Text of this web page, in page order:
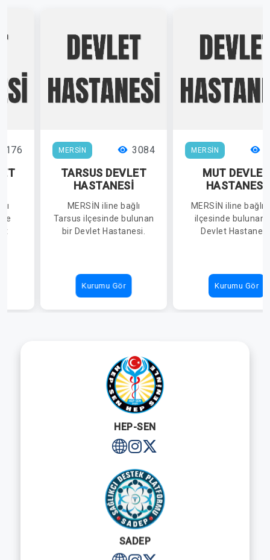
MERSİN 3084
TARSUS DEVLET
HASTANESİ
MERSİN iline bağlı
Tarsus ilçesinde bulunan
bir Devlet Hastanesi.
Kurumu Gör
MERSİN
MUT DEVLET
HASTANESİ
MERSİN iline bağlı
ilçesinde bulunan
Devlet
Kurumu Gör
HEP-SEN
SADEP